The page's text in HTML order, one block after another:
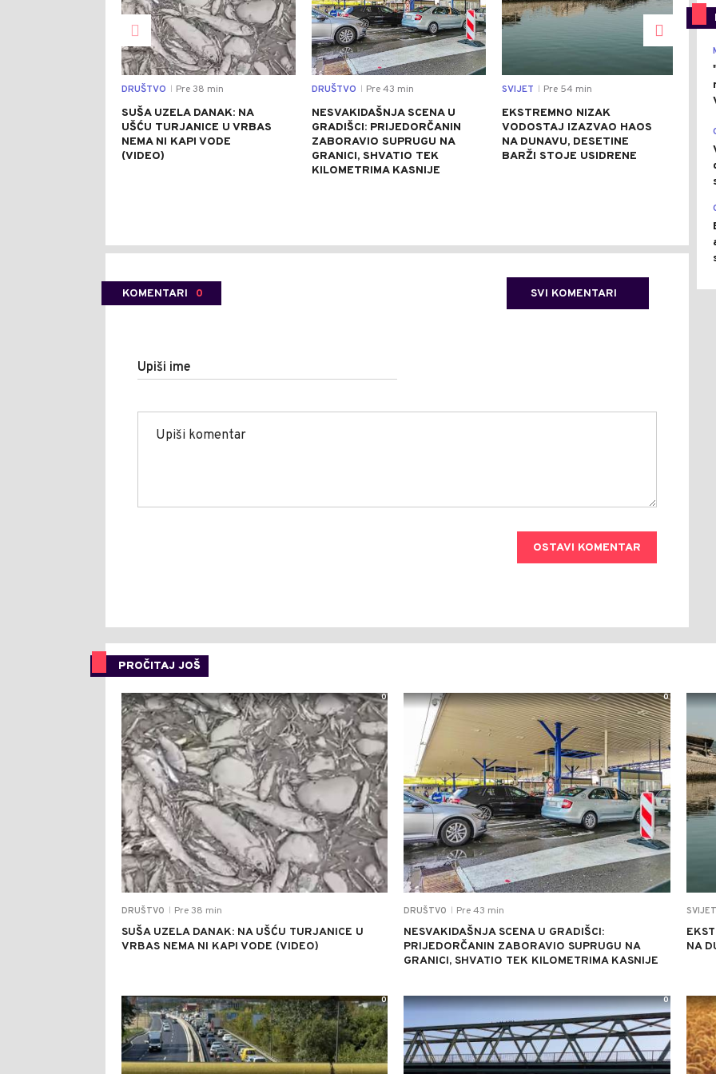
DRUŠTVO Pre 38 min
SUŠA UZELA DANAK: NA
UŠĆU TURJANICE U VRBAS
NEMA NI KAPI VODE
(VIDEO)
DRUŠTVO Pre 43 min
NESVAKIDAŠNJA SCENA U
GRADIŠCI: PRIJEDORČANIN
ZABORAVIO SUPRUGU NA
GRANICI, SHVATIO TEK
KILOMETRIMA KASNIJE
SVIJET Pre 54 min
EKSTREMNO NIZAK
VODOSTAJ IZAZVAO HAOS
NA DUNAVU, DESETINE
BARŽI STOJE USIDRENE
KOMENTARI 0 SVI KOMENTARI
Upiši ime
OSTAVI KOMENTAR
PROČITAJ JOŠ
DRUŠTVO Pre 38 min
SUŠA UZELA DANAK: NA UŠĆU TURJANICE U
VRBAS NEMA NI KAPI VODE (VIDEO)
0
DRUŠTVO Pre 43 min
NESVAKIDAŠNJA SCENA U GRADIŠCI:
PRIJEDORČANIN ZABORAVIO SUPRUGU NA
GRANICI, SHVATIO TEK KILOMETRIMA KASNIJE
0
SVIJET
NA
0 0